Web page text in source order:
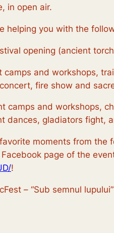
in open air.
you with the
opening (ancient
and workshops,
fire show and
and workshops,
dances, gladiators fight,
moments from
page of the
!
– “Sub semnul